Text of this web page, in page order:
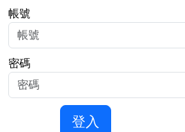
帳號
密碼
登入